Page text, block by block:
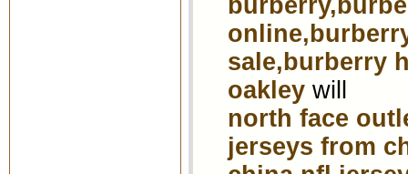
sale,burberry
oakley will
north face
jerseys from